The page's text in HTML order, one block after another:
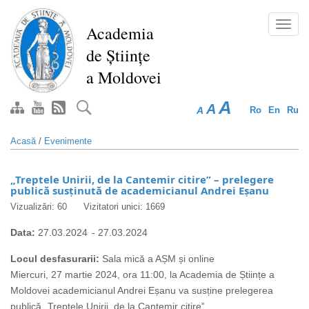
conţinutul
principal
Academia
de Științe
a Moldovei
Ro En Ru
A A A
Acasă/ Evenimente
„Treptele Unirii, de la Cantemir citire” – prelegere
publică susținută de academicianul Andrei Eșanu
Vizualizări: 60 Vizitatori unici: 1669
Data: 27.03.2024 - 27.03.2024
Locul desfasurarii: Sala mică a AȘM și online
Miercuri, 27 martie 2024, ora 11:00, la Academia de Științe a
Moldovei academicianul Andrei Eșanu va susține prelegerea
publică „Treptele Unirii, de la Cantemir citire”.